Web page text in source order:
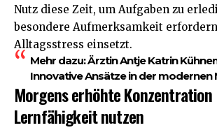
Nutz diese Zeit, um Aufgaben zu
besondere Aufmerksamkeit
Alltagsstress einsetzt.
Mehr dazu:Ärztin Antje Katrin
Innovative Ansätze in der modernen
Morgens erhöhte Konzentration
Lernfähigkeit nutzen